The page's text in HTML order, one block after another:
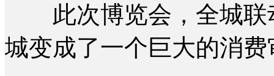
此次博览会，全城联
城变成了一个巨大的消